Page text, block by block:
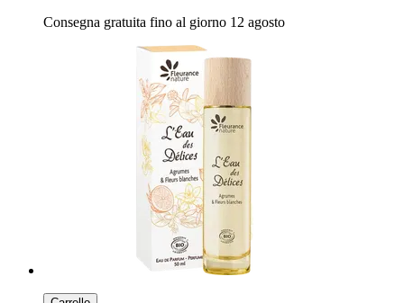
Consegna gratuita fino al giorno 12 agosto